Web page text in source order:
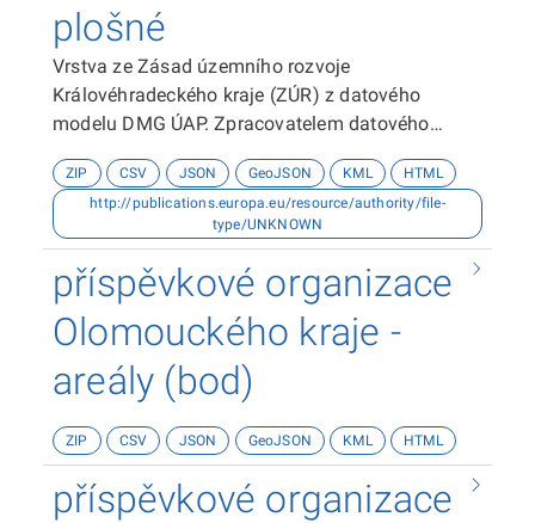
plošné
Vrstva ze Zásad územního rozvoje
Královéhradeckého kraje (ZÚR) z datového
modelu DMG ÚAP. Zpracovatelem datového
je Odbor územního plánování a stavebního řádu
Krajského úřadu Královéhradeckého kraje.
Datová sada byla vytvořena v souřadnicovém
systému S-JTSK. Dokumentace k datové sadě je
ke stažení zde.
ZIP CSV JSON GeoJSON KML
HTML
http://publications.europa.eu/resource/authority/file-
type/UNKNOWN
příspěvkové organizace
Olomouckého kraje -
areály (bod)
ZIP CSV JSON GeoJSON KML HTML
příspěvkové organizace